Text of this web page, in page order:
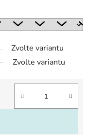
Zvolte variantu
Zvolte variantu